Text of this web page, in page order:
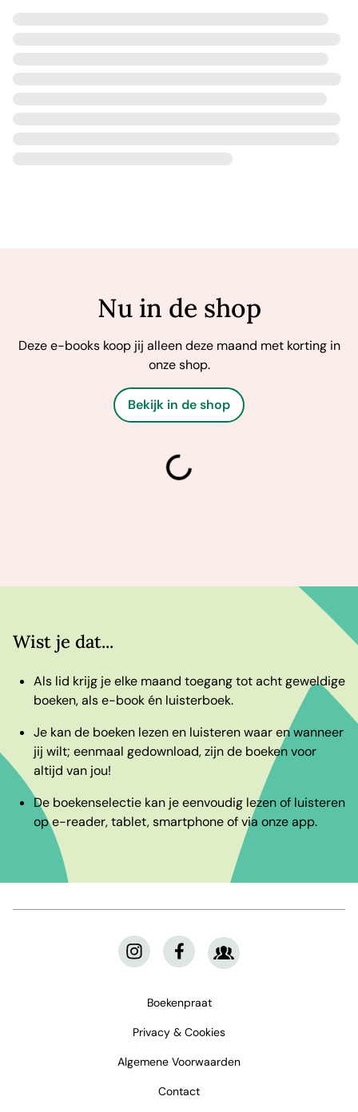
Nu in de shop
Deze e-books koop jij alleen deze maand met korting in
onze shop.
Bekijk in de shop
laden
Wist je dat...
Als lid krijg je elke maand toegang tot acht geweldige
boeken, als e-book én luisterboek.
Je kan de boeken lezen en luisteren waar en wanneer
jij wilt; eenmaal gedownload, zijn de boeken voor
altijd van jou!
De boekenselectie kan je eenvoudig lezen of luisteren
op e-reader, tablet, smartphone of via onze app.
Boekenpraat
Privacy & Cookies
Algemene Voorwaarden
Contact